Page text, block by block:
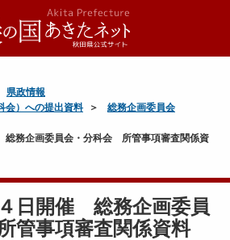
県政情報
会）への提出資料
総務企画委員会
務企画委員会・分科会 所管事項審査関係資
日開催 総務企画委員
管事項審査関係資料